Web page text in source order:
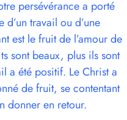
persévérance a porté
d’un travail ou d’une
est le fruit de l’amour de
sont beaux, plus ils sont
a été positif. Le Christ a
de fruit, se contentant
donner en retour.